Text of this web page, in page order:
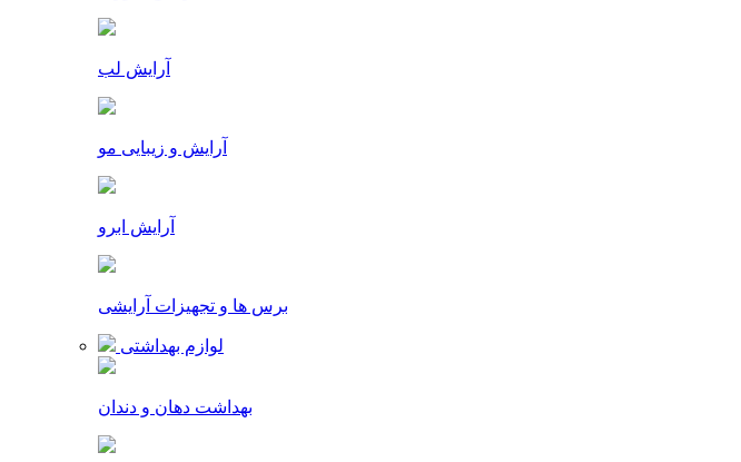
آرایش لب
آرایش و زیبایی مو
آرایش ابرو
برس ها و تجهیزات آرایشی
لوازم بهداشتی
بهداشت دهان و دندان